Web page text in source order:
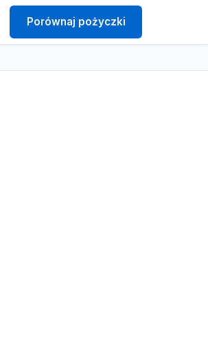
Porównaj pożyczki